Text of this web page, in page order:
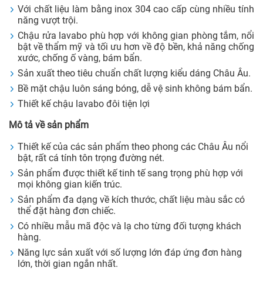
Với chất liệu làm bằng inox 304 cao cấp cùng nhiều tính
năng vượt trội.
Chậu rửa lavabo phù hợp với không gian phòng tắm, nổi
bật về thẩm mỹ và tối ưu hơn về độ bền, khả năng chống
xước, chống ố vàng, bám bẩn.
Sản xuất theo tiêu chuẩn chất lượng kiểu dáng Châu Âu.
Bề mặt chậu luôn sáng bóng, dễ vệ sinh không bám bẩn.
Thiết kế chậu lavabo đôi tiện lợi
Mô tả về sản phẩm
Thiết kế của các sản phẩm theo phong các Châu Âu nổi
bật, rất cá tính tôn trọng đường nét.
Sản phẩm được thiết kế tinh tế sang trọng phù hợp với
mọi không gian kiến trúc.
Sản phẩm đa dạng về kích thước, chất liệu màu sắc có
thể đặt hàng đơn chiếc.
Có nhiều mẫu mã độc và lạ cho từng đối tượng khách
hàng.
Năng lực sản xuất với số lượng lớn đáp ứng đơn hàng
lớn, thời gian ngắn nhất.